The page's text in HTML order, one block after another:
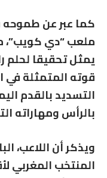
كما عبر عن طموحه
ملعب “دي كويب”،
يمثل تحقيقا لحلم
قوته المتمثلة
التسديد بالقدم
بالرأس ومهاراته